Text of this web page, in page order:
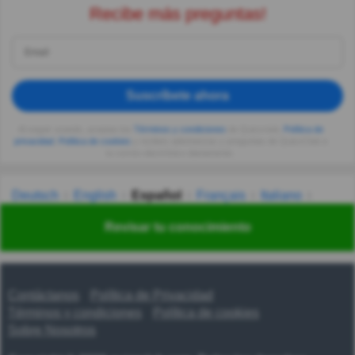
Revisar tu conocimiento
Recibe más preguntas!
Suscríbete ahora
privacidad
Deutsch English Español Français
Italiano
Українська हिन्दी 한국어 汉语
Contáctanos
Política de Privacidad
Términos y condiciones